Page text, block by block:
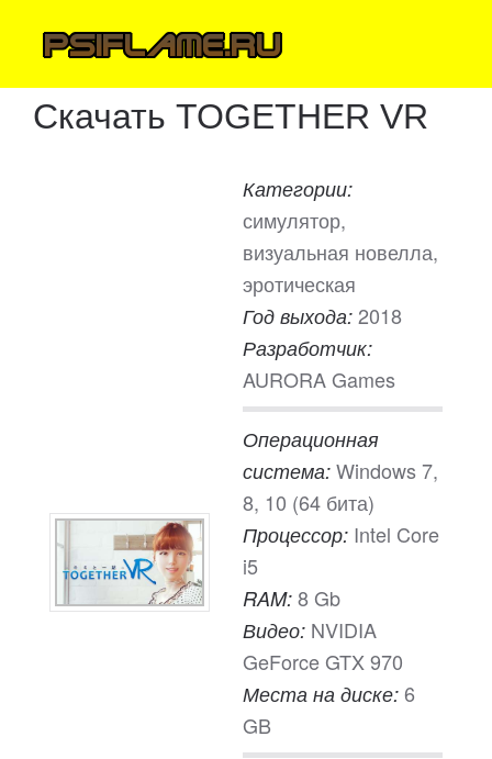
Скачать TOGETHER VR
Категории:
симулятор,
визуальная новелла,
эротическая
Год выхода: 2018
Разработчик:
AURORA Games
Операционная
система: Windows 7,
8, 10 (64 бита)
Процессор: Intel Core
i5
RAM: 8 Gb
Видео: NVIDIA
GeForce GTX 970
Места на диске: 6
GB